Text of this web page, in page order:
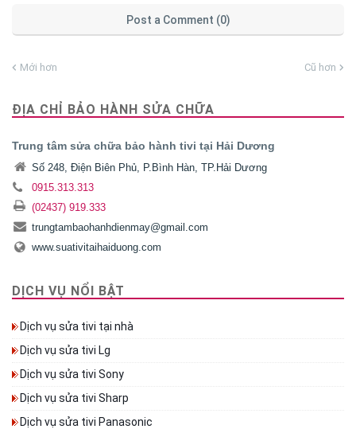
Post a Comment (0)
Mới hơn Cũ hơn
ĐỊA CHỈ BẢO HÀNH SỬA CHỮA
Trung tâm sửa chữa bảo hành tivi tại Hải Dương
Số 248, Điện Biên Phủ, P.Bình Hàn, TP.Hải Dương
0915.313.313
(02437) 919.333
trungtambaohanhdienmay@gmail.com
www.suativitaihaiduong.com
DỊCH VỤ NỔI BẬT
Dịch vụ sửa tivi tại nhà
Dịch vụ sửa tivi Lg
Dịch vụ sửa tivi Sony
Dịch vụ sửa tivi Sharp
Dịch vụ sửa tivi Panasonic